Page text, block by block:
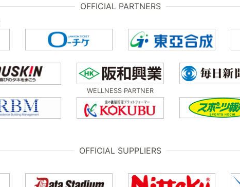
OFFICIAL PARTNERS
WELLNESS PARTNER
OFFICIAL SUPPLIERS